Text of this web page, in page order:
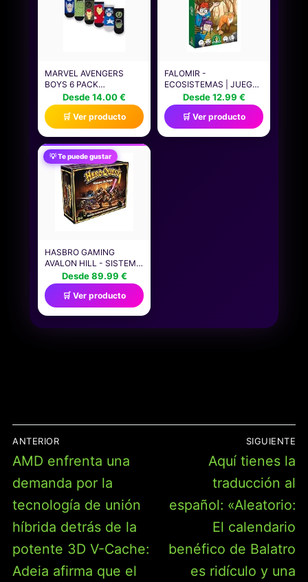
MARVEL AVENGERS
BOYS 6 PACK
CALCETINES |
CALCETINES DE
PERSONAJES
ATLÉTICOS
MULTICOLORES DE
SUPERHÉROES PARA
NIÑOS | HULK CAPITÁN
AMÉRICA IRON MAN
THOR CALZADO
GRÁFICO | CÓMODO
JUEGO PARA NIÑOS
Desde 14.00 €
🛒 Ver producto
FALOMIR -
ECOSISTEMAS | JUEGO
EDUCATIVO SOBRE
ECOSISTEMAS Y
CADENAS
ALIMENTARIAS | DE 2 A
4 JUGADORES (EDAD
Desde 12.99 €
🛒 Ver producto
💡 Te puede gustar
HASBRO GAMING
AVALON HILL - SISTEMA
DE JUEGO HEROQUEST
- JUEGO DE AVENTURAS
EN MAZMORRAS PARA 2
A 5 JUGADORES A
PARTIR DE 14 AÑOS
Desde 89.99 €
🛒 Ver producto
NAVEGACIÓN
DE
ENTRADAS
ANTERIOR
Entrada
anterior:
AMD enfrenta una
demanda por la
tecnología de unión
híbrida detrás de la
potente 3D V-Cache:
Adeia afirma que el
SIGUIENTE
Entrada
siguiente:
Aquí tienes la
traducción al
español: «Aleatorio:
El calendario
benéfico de Balatro
es ridículo y una